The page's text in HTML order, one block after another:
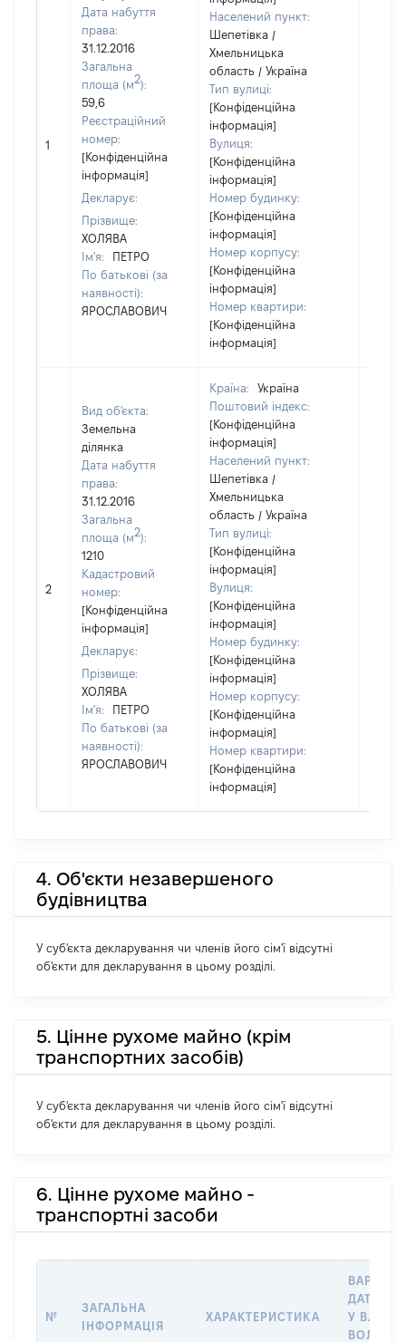
1
Дата набуття
права:
31.12.2016
Загальна
площа (м2):
59,6
Реєстраційний
номер:
[Конфіденційна
інформація]
Декларує:
Прізвище:
ХОЛЯВА
Ім'я:
ПЕТРО
По батькові (за
наявності):
ЯРОСЛАВОВИЧ
Населений пункт:
Шепетівка /
Хмельницька
область / Україна
Тип вулиці:
[Конфіденційна
інформація]
Вулиця:
[Конфіденційна
інформація]
Номер будинку:
[Конфіденційна
інформація]
Номер корпусу:
[Конфіденційна
інформація]
Номер квартири:
[Конфіденційна
інформація]
2
Вид об'єкта:
Земельна
ділянка
Дата набуття
права:
31.12.2016
Загальна
площа (м2):
1210
Кадастровий
номер:
[Конфіденційна
інформація]
Декларує:
Прізвище:
ХОЛЯВА
Ім'я:
ПЕТРО
По батькові (за
наявності):
ЯРОСЛАВОВИЧ
Країна:
Україна
Поштовий індекс:
[Конфіденційна
інформація]
Населений пункт:
Шепетівка /
Хмельницька
область / Україна
Тип вулиці:
[Конфіденційна
інформація]
Вулиця:
[Конфіденційна
інформація]
Номер будинку:
[Конфіденційна
інформація]
Номер корпусу:
[Конфіденційна
інформація]
Номер квартири:
[Конфіденційна
інформація]
4. Об'єкти незавершеного
будівництва
У суб'єкта декларування чи членів його сім'ї відсутні
об'єкти для декларування в цьому розділі.
5. Цінне рухоме майно (крім
транспортних засобів)
У суб'єкта декларування чи членів його сім'ї відсутні
об'єкти для декларування в цьому розділі.
6. Цінне рухоме майно -
транспортні засоби
№
ЗАГАЛЬНА
ІНФОРМАЦІЯ
ХАРАКТЕРИСТИКА
ДАТУ
У